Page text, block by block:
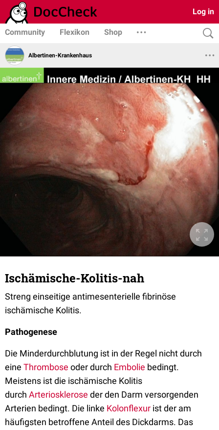
Log in
Community Flexikon Shop
Albertinen-Krankenhaus
Ischämische-Kolitis-nah
Streng einseitige antimesenterielle fibrinöse
ischämische Kolitis.
Pathogenese
Die Minderdurchblutung ist in der Regel nicht durch
eine Thrombose oder durch Embolie bedingt.
Meistens ist die ischämische Kolitis
durch Arteriosklerose der den Darm versorgenden
Arterien bedingt. Die linke Kolonflexur ist der am
häufigsten betroffene Anteil des Dickdarms. Das